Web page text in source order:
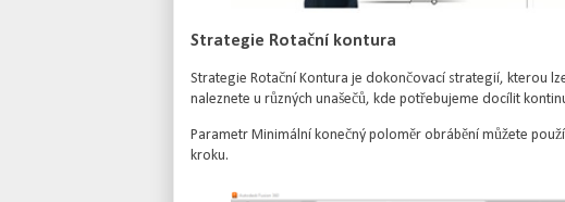
Strategie Rotační kontura
Strategie Rotační Kontura je dokončovací strategií, kterou
naleznete u různých unašečů, kde potřebujeme docílit
Parametr Minimální konečný poloměr obrábění můžete
kroku.